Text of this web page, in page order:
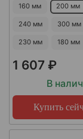
160 мм 200 мм
240 мм 300 мм
230 мм 180 мм
1 607 ₽
В
Купить